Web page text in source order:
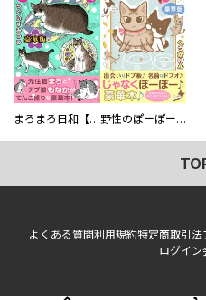
まろまろ日和【豪華版】 野性のぽーぽー【豪華版】
よくある質問利用規約特定商取引法
ログイン